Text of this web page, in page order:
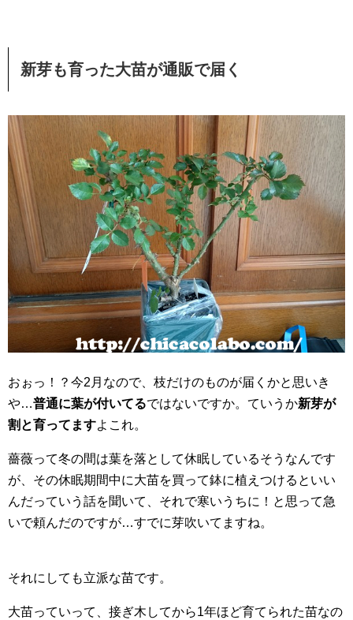
新芽も育った大苗が通販で届く
おぉっ！？今2月なので、枝だけのものが届くかと思いき
や…普通に葉が付いてるではないですか。ていうか新芽が
割と育ってますよこれ。
薔薇って冬の間は葉を落として休眠しているそうなんです
が、その休眠期間中に大苗を買って鉢に植えつけるといい
んだっていう話を聞いて、それで寒いうちに！と思って急
いで頼んだのですが…すでに芽吹いてますね。
それにしても立派な苗です。
大苗っていって、接ぎ木してから1年ほど育てられた苗なの